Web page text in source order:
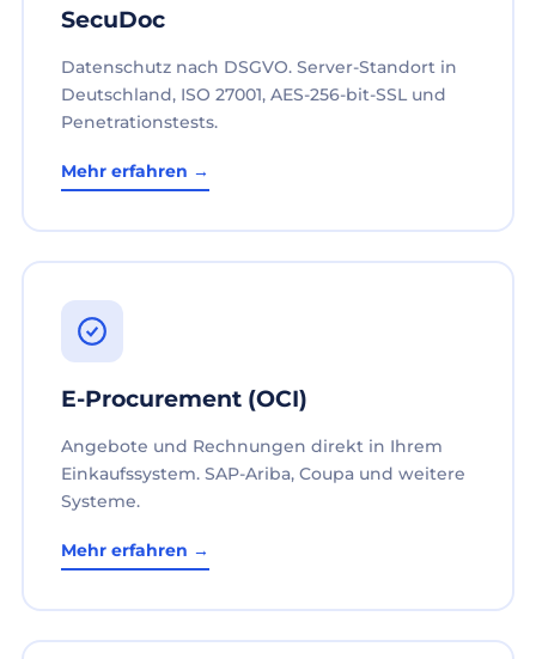
SecuDoc
Datenschutz nach DSGVO. Server-Standort in
Deutschland, ISO 27001, AES-256-bit-SSL und
Penetrationstests.
Mehr erfahren →
E-Procurement (OCI)
Angebote und Rechnungen direkt in Ihrem
Einkaufssystem. SAP-Ariba, Coupa und weitere
Systeme.
Mehr erfahren →